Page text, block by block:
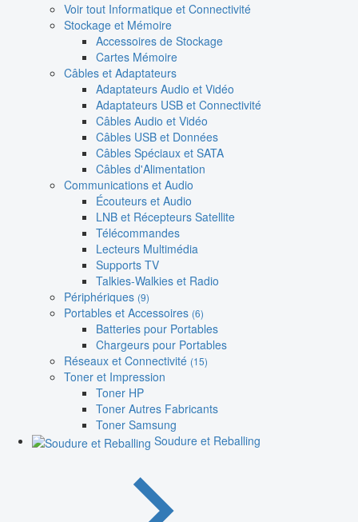
Voir tout Informatique et Connectivité
Stockage et Mémoire
Accessoires de Stockage
Cartes Mémoire
Câbles et Adaptateurs
Adaptateurs Audio et Vidéo
Adaptateurs USB et Connectivité
Câbles Audio et Vidéo
Câbles USB et Données
Câbles Spéciaux et SATA
Câbles d'Alimentation
Communications et Audio
Écouteurs et Audio
LNB et Récepteurs Satellite
Télécommandes
Lecteurs Multimédia
Supports TV
Talkies-Walkies et Radio
Périphériques (9)
Portables et Accessoires (6)
Batteries pour Portables
Chargeurs pour Portables
Réseaux et Connectivité (15)
Toner et Impression
Toner HP
Toner Autres Fabricants
Toner Samsung
Soudure et Reballing